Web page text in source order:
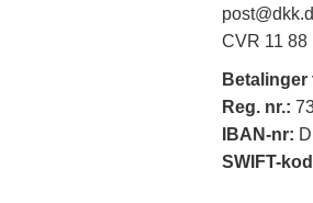
CVR 11 88
Reg. nr.:
IBAN-nr:
SWIFT-